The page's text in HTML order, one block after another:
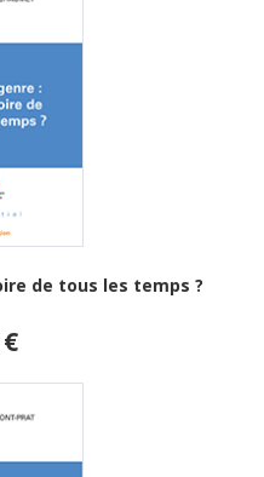
de tous les temps ?